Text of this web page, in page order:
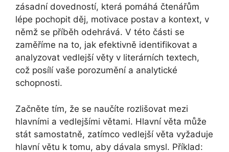
zásadní dovedností, která pomáhá čtenářům
lépe pochopit děj, motivace postav a kontext, v
němž se příběh odehrává. V této části se
zaměříme na to, jak efektivně identifikovat a
analyzovat vedlejší věty v literárních textech,
což posílí vaše porozumění a analytické
schopnosti.
Začněte tím, že se naučíte rozlišovat mezi
hlavními a vedlejšími větami. Hlavní věta může
stát samostatně, zatímco vedlejší věta vyžaduje
hlavní větu k tomu, aby dávala smysl. Příklad: